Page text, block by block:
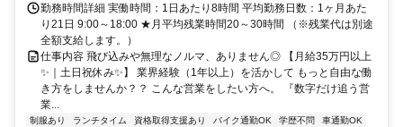
勤務時間詳細 実働時間：1日あたり8時間 平均勤務日数：1ヶ月あた
り21日 9:00～18:00 ★月平均残業時間20～30時間 （※残業代は別途
全額支給します。）
仕事内容 飛び込みや無理なノルマ、ありません◎ 【月給35万円以上
✨｜土日祝休み✨】 業界経験（1年以上）を活かして もっと自由な働
き方をしませんか？？ こんな営業をしたい方へ。 『数字だけ追う営
業...
制服あり ランチタイム 資格取得支援あり バイク通勤OK 学歴不問
車通勤OK